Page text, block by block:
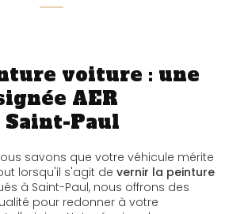
voiture : une
AER
Paul
savons que votre véhicule mérite
lorsqu'il s'agit de vernir la peinture
à Saint-Paul, nous offrons des
pour redonner à votre